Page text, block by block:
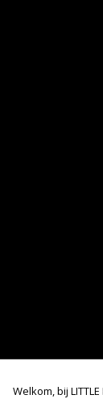
Welkom, bij LITTLE